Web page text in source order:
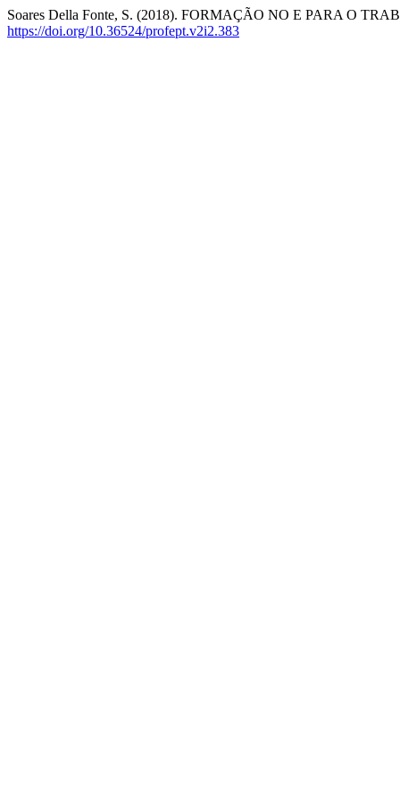
Soares Della Fonte, S. (2018). FORMAÇÃO NO E PARA O
https://doi.org/10.36524/profept.v2i2.383